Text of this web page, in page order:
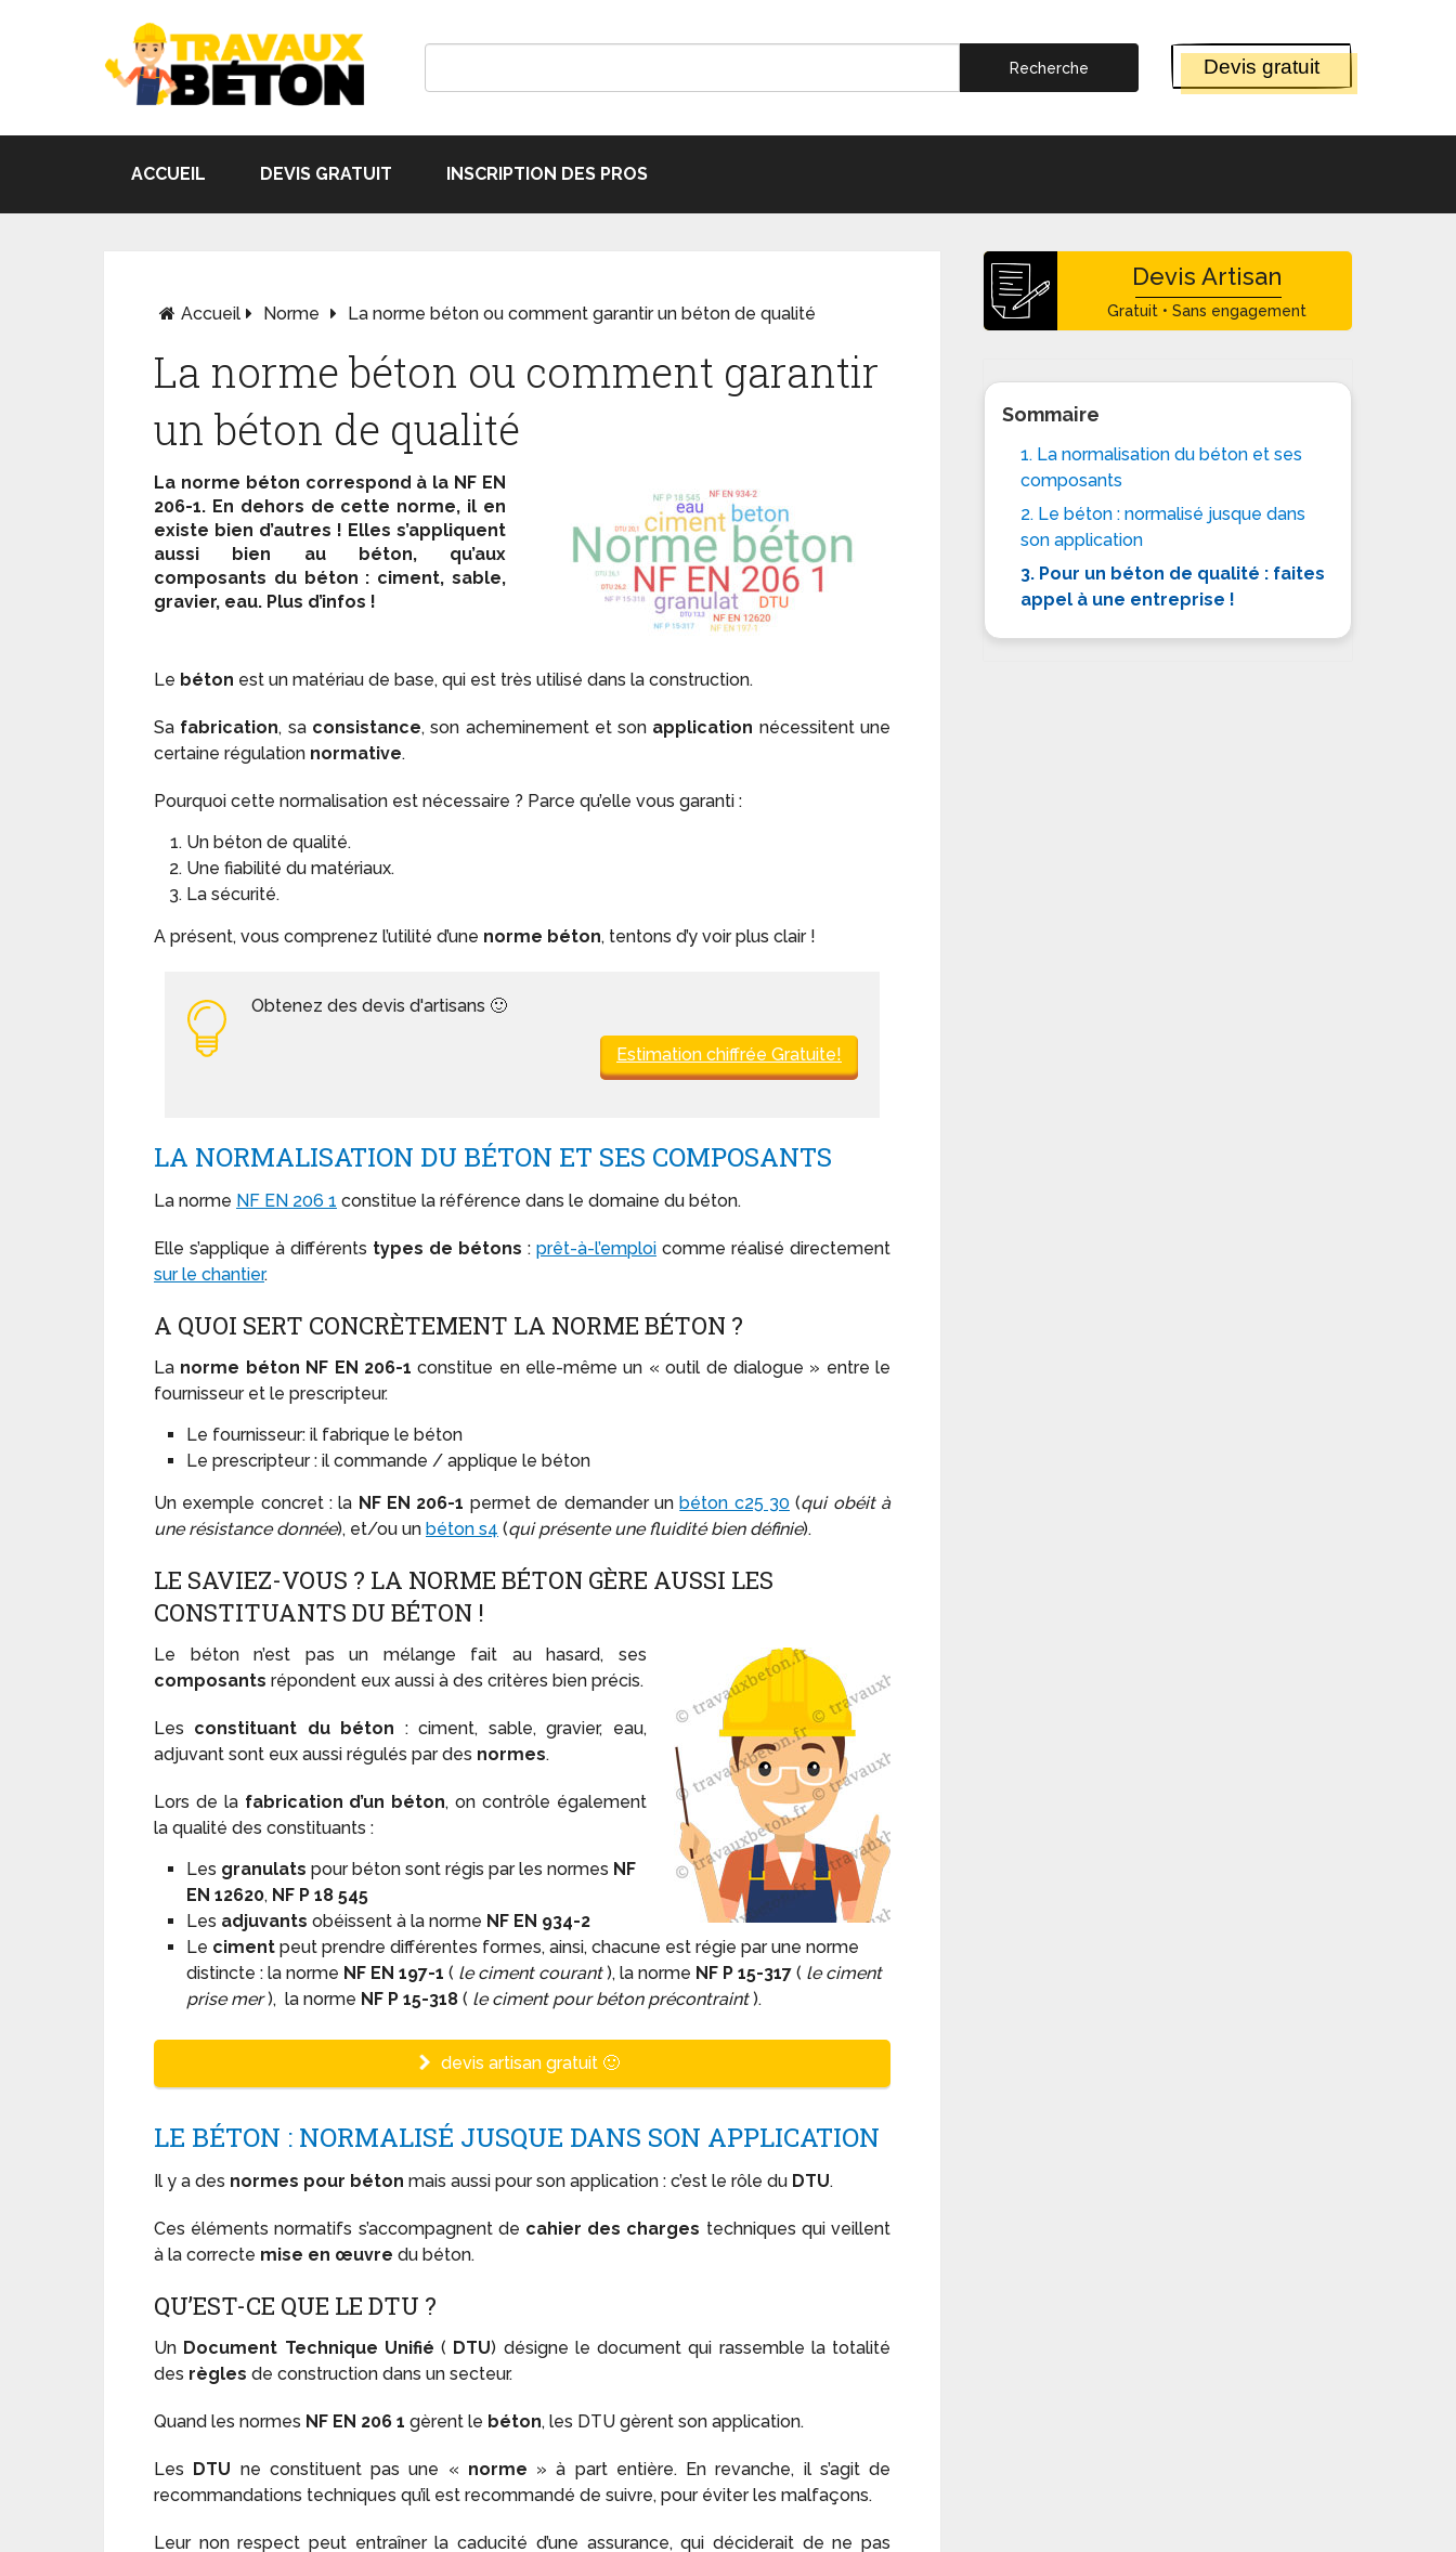
Devis gratuit
ACCUEIL DEVIS GRATUIT INSCRIPTION DES PROS
Accueil Norme La norme béton ou comment garantir un béton de qualité
La norme béton ou comment garantir
un béton de qualité
La norme béton correspond à la NF EN
206-1. En dehors de cette norme, il en
existe bien d’autres ! Elles s’appliquent
aussi bien au béton, qu’aux
composants du béton : ciment, sable,
gravier, eau. Plus d’infos !
Le béton est un matériau de base, qui est très utilisé dans la construction.
Sa fabrication, sa consistance, son acheminement et son application nécessitent une
certaine régulation normative.
Pourquoi cette normalisation est nécessaire ? Parce qu’elle vous garanti :
Un béton de qualité.
Une fiabilité du matériaux.
La sécurité.
A présent, vous comprenez l’utilité d’une norme béton, tentons d’y voir plus clair !
Obtenez des devis d'artisans 🙂
Estimation chiffrée Gratuite!
LA NORMALISATION DU BÉTON ET SES COMPOSANTS
La norme NF EN 206 1 constitue la référence dans le domaine du béton.
Elle s’applique à différents types de bétons : prêt-à-l’emploi comme réalisé directement
sur le chantier.
A QUOI SERT CONCRÈTEMENT LA NORME BÉTON ?
La norme béton NF EN 206-1 constitue en elle-même un « outil de dialogue » entre le
fournisseur et le prescripteur.
Le fournisseur: il fabrique le béton
Le prescripteur : il commande / applique le béton
Un exemple concret : la NF EN 206-1 permet de demander un béton c25 30 (qui obéit à
une résistance donnée), et/ou un béton s4 (qui présente une fluidité bien définie).
LE SAVIEZ-VOUS ? LA NORME BÉTON GÈRE AUSSI LES
CONSTITUANTS DU BÉTON !
Le béton n’est pas un mélange fait au hasard, ses
composants répondent eux aussi à des critères bien précis.
Les constituant du béton : ciment, sable, gravier, eau,
adjuvant sont eux aussi régulés par des normes.
Lors de la fabrication d’un béton, on contrôle également
la qualité des constituants :
Les granulats pour béton sont régis par les normes NF
EN 12620, NF P 18 545
Les adjuvants obéissent à la norme NF EN 934-2
Le ciment peut prendre différentes formes, ainsi, chacune est régie par une norme
distincte : la norme NF EN 197-1 ( le ciment courant), la norme NF P 15-317 ( le ciment
prise mer), la norme NF P 15-318 ( le ciment pour béton précontraint).
devis artisan gratuit 🙂
LE BÉTON : NORMALISÉ JUSQUE DANS SON APPLICATION
Il y a des normes pour béton mais aussi pour son application : c’est le rôle du DTU.
Ces éléments normatifs s’accompagnent de cahier des charges techniques qui veillent
à la correcte mise en œuvre du béton.
QU’EST-CE QUE LE DTU ?
Un Document Technique Unifié ( DTU) désigne le document qui rassemble la totalité
des règles de construction dans un secteur.
Quand les normes NF EN 206 1 gèrent le béton, les DTU gèrent son application.
Les DTU ne constituent pas une « norme » à part entière. En revanche, il s’agit de
recommandations techniques qu’il est recommandé de suivre, pour éviter les malfaçons.
Leur non respect peut entraîner la caducité d’une assurance, qui déciderait de ne pas
Devis Artisan
Gratuit • Sans engagement
Sommaire
1. La normalisation du béton et ses
composants
2. Le béton : normalisé jusque dans
son application
3. Pour un béton de qualité : faites
appel à une entreprise !